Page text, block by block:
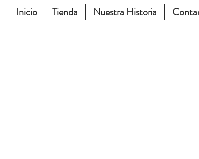
Inicio Tienda Nuestra Historia